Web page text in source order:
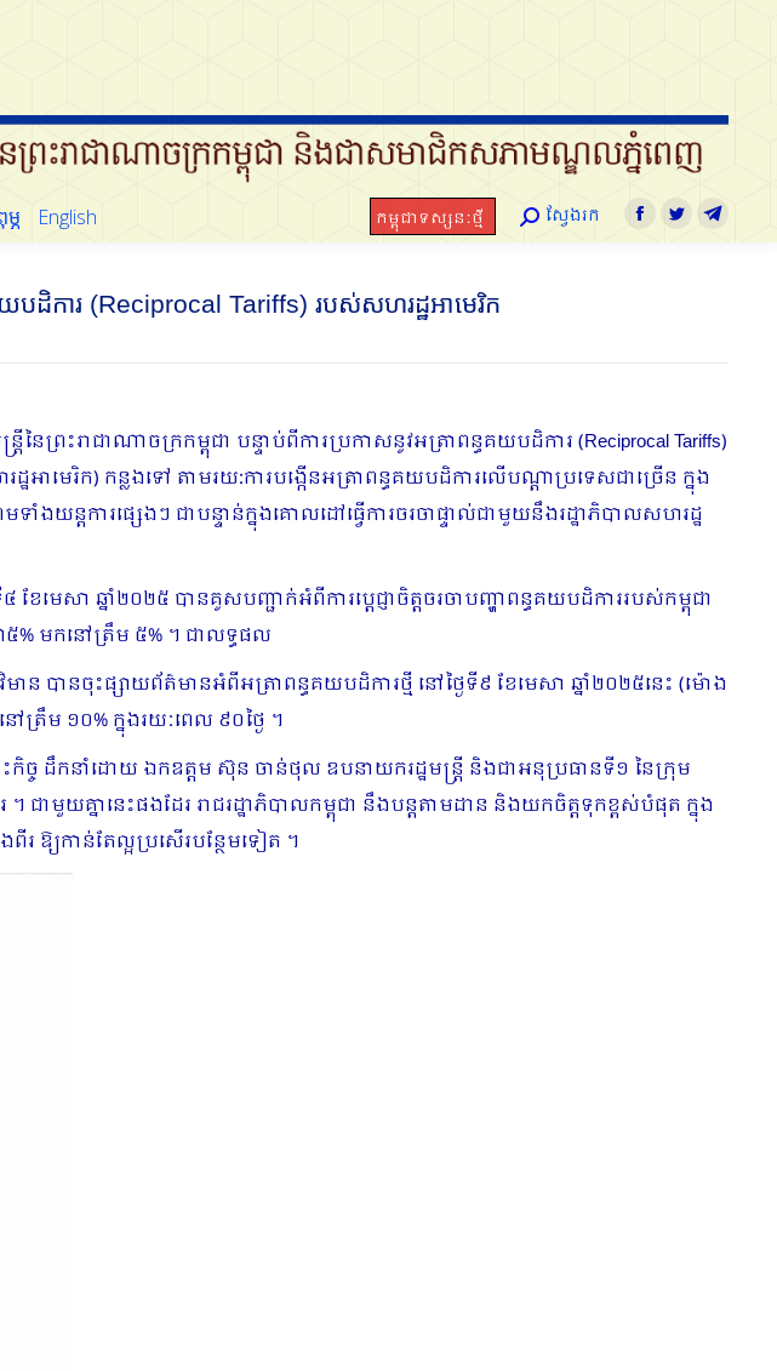
ភ English កម្ពុជាទស្សនៈថ្មី Search:
ស្វែងរក Facebook
Twitter
បដិការ (Reciprocal Tariffs) របស់សហរដ្ឋអាមេរិក
ព្រះរាជាណាចក្រកម្ពុជា បន្ទាប់ពីការប្រកាសនូវអត្រាពន្ធគយបដិការ (Reciprocal Tariffs)
មេរិក) កន្លងទៅ​ តាមរយ:ការបង្កើនអត្រាពន្ធគយបដិការលើបណ្តាប្រទេសជាច្រេីន​ ក្នុង
ងយន្តការផ្សេងៗ​ ជាបន្ទាន់ក្នុងគោលដៅធ្វើការចរចាផ្ទាល់ជាមួយនឹងរដ្ឋាភិបាលសហរដ្ឋ
ែមេសា ឆ្នាំ២០២៥ បានគូសបញ្ជាក់អំពីការប្តេជ្ញាចិត្តចរចាបញ្ហាពន្ធគយបដិការរបស់កម្ពុជា
% មកនៅត្រឹម ៥% ។ ជាលទ្ធផល
បានចុះផ្សាយព័ត៌មានអំពីអត្រាពន្ធគយបដិការថ្មី នៅថ្ងៃទី៩ ខែមេសា ឆ្នាំ២០២៥នេះ (ម៉ោង
ត្រឹម ១០% ក្នុងរយៈពេល ៩០ថ្ងៃ ។
ះកិច្ច ដឹកនាំដោយ ឯកឧត្តម ស៊ុន ចាន់ថុល ឧបនាយករដ្ឋមន្ត្រី និងជាអនុប្រធានទី១ នៃក្រុម
ជាមួយគ្នានេះផងដែរ​ រាជរដ្ឋាភិបាលកម្ពុជា នឹងបន្តតាមដាន និងយកចិត្តទុកខ្ពស់បំផុត​ ក្នុង
រ ឱ្យកាន់តែល្អប្រសើរបន្ថែមទៀត ។